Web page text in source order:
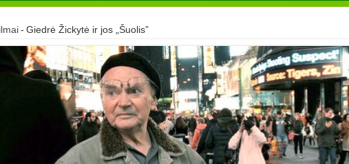
- Giedrė Žickytė ir jos „Šuolis”